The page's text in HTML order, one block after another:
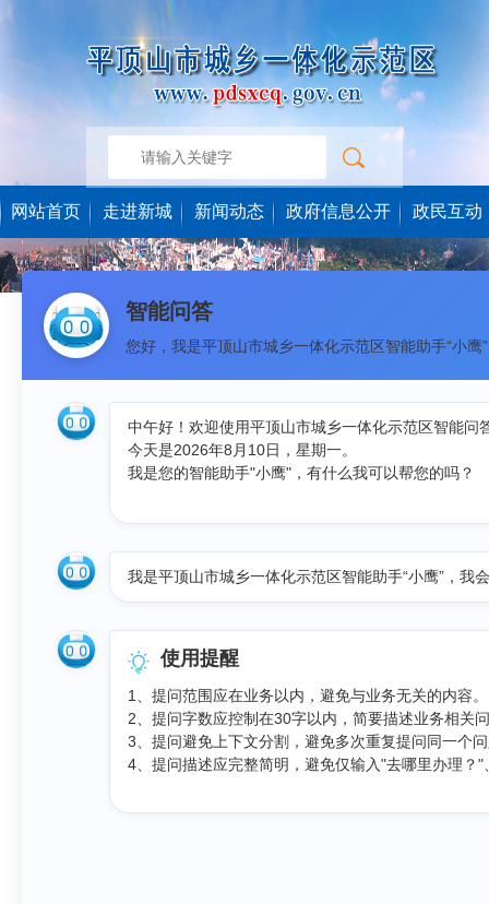
网站首页 走进新城 新闻动态 政府信息公开 政民互动
智能问答
您好，我是平顶山市城乡一体化示范区智能助手“小鹰
中午好！欢迎使用平顶山市城乡一体化示范区智能问
今天是2026年8月10日，星期一。
我是您的智能助手"小鹰"，有什么我可以帮您的吗？
我是平顶山市城乡一体化示范区智能助手“小鹰”，
使用提醒
1、提问范围应在业务以内，避免与业务无关的内容。
2、提问字数应控制在30字以内，简要描述业务相关
3、提问避免上下文分割，避免多次重复提问同一个
4、提问描述应完整简明，避免仅输入"去哪里办理？